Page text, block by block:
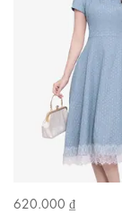
620.000 ₫